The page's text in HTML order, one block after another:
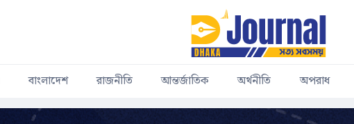
বাংলাদেশ রাজনীতি আন্তর্জাতিক অর্থনীতি অপরাধ